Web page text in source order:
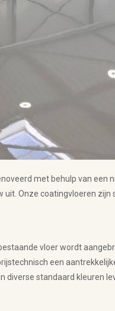
met behulp van een
Onze coatingvloeren zijn
vloer wordt
een
diverse standaard kleuren